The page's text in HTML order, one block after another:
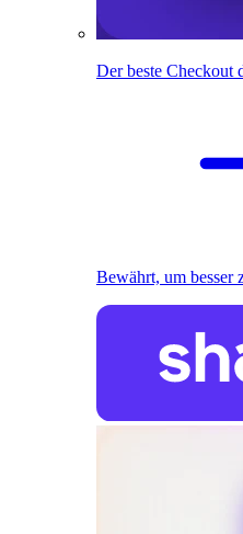
Der beste Checkout
Bewährt, um besser